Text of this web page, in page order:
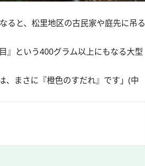
ると、松里地区の古民家や庭先に吊る
』という400グラム以上にもなる大型
、まさに『橙色のすだれ』です」(中